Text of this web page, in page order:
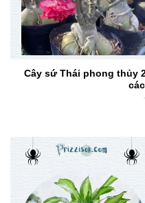
Cây sứ Thái phong thủy